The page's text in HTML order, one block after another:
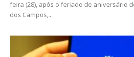
feira (28), após o feriado de aniversário
dos Campos,...